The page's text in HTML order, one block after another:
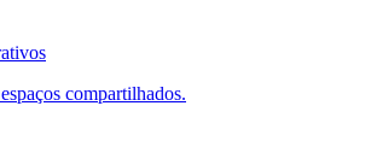
compartilhados.